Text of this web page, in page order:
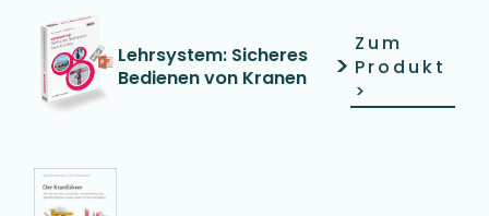
Lehrsystem: Sicheres
Bedienen von Kranen
>
Zum
Produkt
>